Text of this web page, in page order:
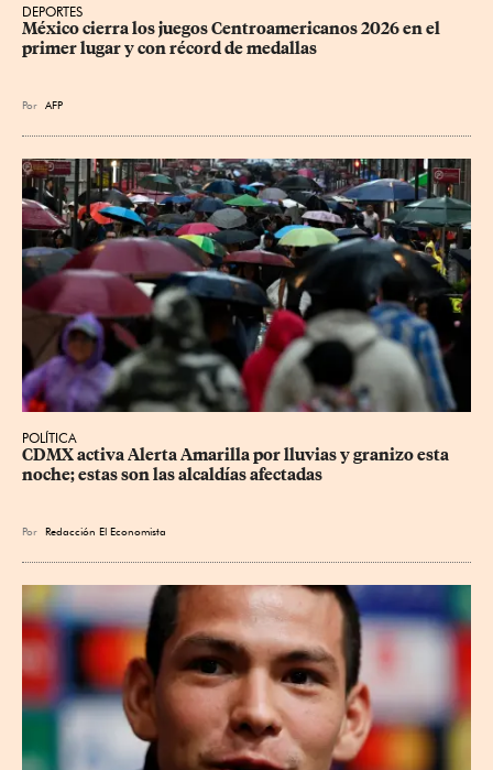
DEPORTES
México cierra los juegos Centroamericanos 2026 en el
primer lugar y con récord de medallas
Por AFP
POLÍTICA
CDMX activa Alerta Amarilla por lluvias y granizo esta
noche; estas son las alcaldías afectadas
Por Redacción El Economista